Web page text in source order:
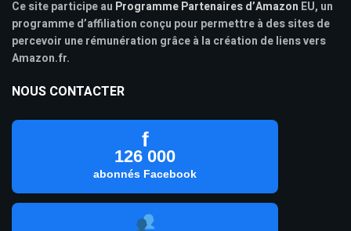
Ce site participe au Programme Partenaires d’Amazon EU, un
programme d’affiliation conçu pour permettre à des sites de
percevoir une rémunération grâce à la création de liens vers
Amazon.fr.
NOUS CONTACTER
f
126 000
abonnés Facebook